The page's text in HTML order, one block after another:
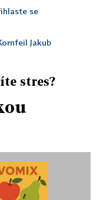
se
Jakub
stres?